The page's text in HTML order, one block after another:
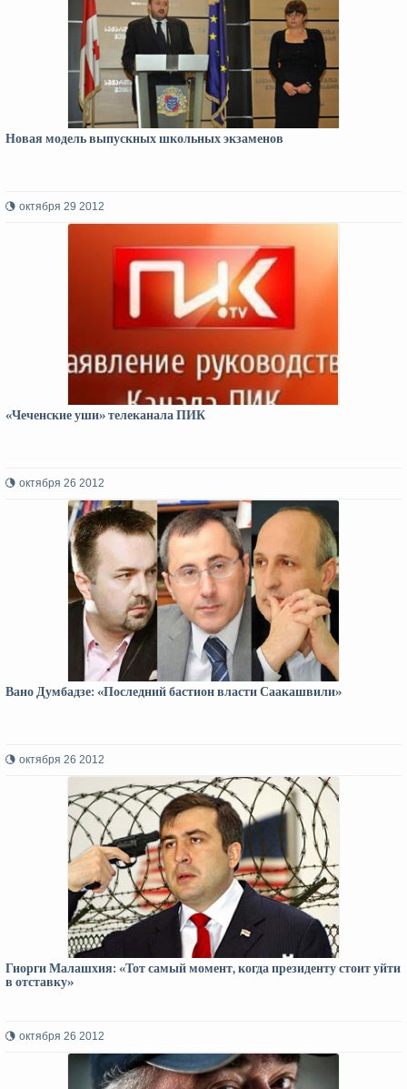
Новая модель выпускных школьных экзаменов
октября 29 2012
«Чеченские уши» телеканала ПИК
октября 26 2012
Вано Думбадзе: «Последний бастион власти Саакашвили»
октября 26 2012
Гиорги Малашхия: «Тот самый момент, когда президенту стоит уйти
в отставку»
октября 26 2012